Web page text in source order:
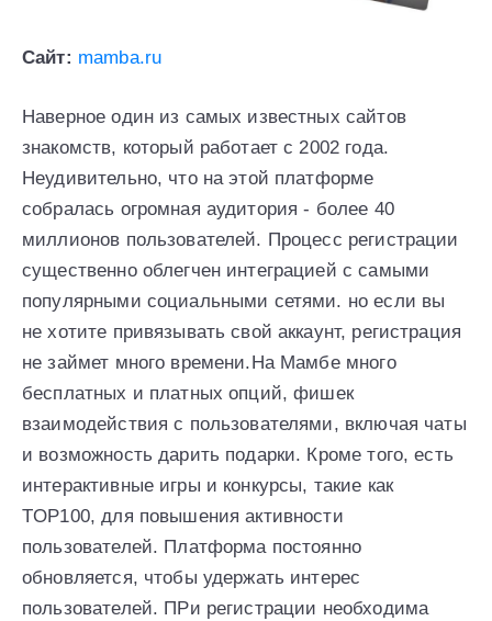
Сайт: mamba.ru
Наверное один из самых известных сайтов
знакомств, который работает с 2002 года.
Неудивительно, что на этой платформе
собралась огромная аудитория - более 40
миллионов пользователей. Процесс регистрации
существенно облегчен интеграцией с самыми
популярными социальными сетями. но если вы
не хотите привязывать свой аккаунт, регистрация
не займет много времени.На Мамбе много
бесплатных и платных опций, фишек
взаимодействия с пользователями, включая чаты
и возможность дарить подарки. Кроме того, есть
интерактивные игры и конкурсы, такие как
TOP100, для повышения активности
пользователей. Платформа постоянно
обновляется, чтобы удержать интерес
пользователей. ПРи регистрации необходима